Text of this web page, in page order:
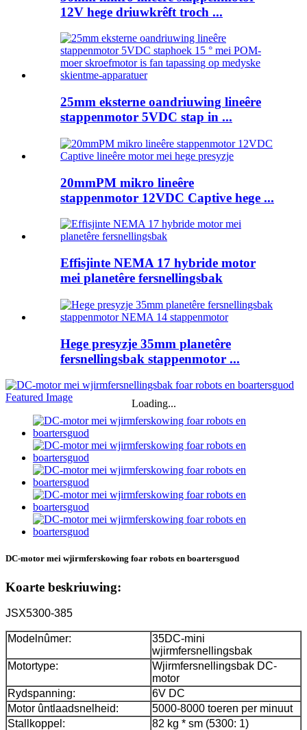
12V hege driuwkrêft troch ...
25mm eksterne oandriuwing lineêre
stappenmotor 5VDC stap in ...
20mmPM mikro lineêre
stappenmotor 12VDC Captive hege ...
Effisjinte NEMA 17 hybride motor
mei planetêre fersnellingsbak
Hege presyzje 35mm planetêre
fersnellingsbak stappenmotor ...
Loading...
DC-motor mei wjirmferskowing foar robots en boartersguod
Koarte beskriuwing:
JSX5300-385
Modelnûmer:
35DC-mini
wjirmfersnellingsbak
Motortype:
Wjirmfersnellingsbak DC-
motor
Rydspanning:
6V DC
Motor ûntlaadsnelheid:
5000-8000 toeren per minuut
Stallkoppel:
82 kg * sm (5300: 1)